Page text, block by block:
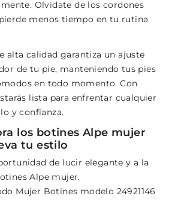
Olvídate de los cordones
menos tiempo en tu rutina
alta calidad garantiza un ajuste
de tu pie, manteniendo tus pies
en todo momento. Con
lista para enfrentar cualquier
y confianza.
los botines Alpe mujer
tu estilo
de lucir elegante y a la
Alpe mujer.
Mujer Botines modelo 24921146